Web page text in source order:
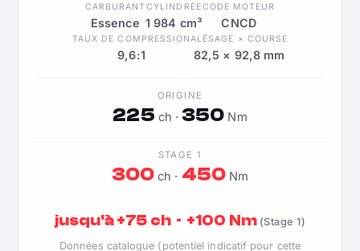
CARBURANT
Essence
CYLINDRÉE
1 984 cm³
CODE MOTEUR
CNCD
TAUX DE COMPRESSION
9,6:1
ALÉSAGE × COURSE
82,5 × 92,8 mm
ORIGINE
225 ch · 350 Nm
STAGE 1
300 ch · 450Nm
jusqu'à +75 ch · +100 Nm (Stage 1)
Données catalogue (potentiel indicatif pour cette